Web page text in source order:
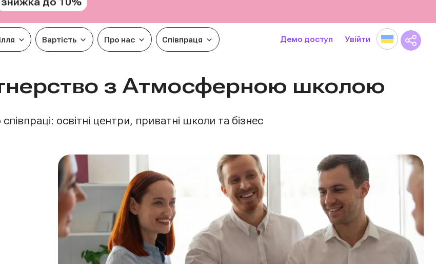
знижка до 10%
Вартість Про нас Співпраця Демо доступ Увійти
з Атмосферною школою
освітні центри, приватні школи та бізнес